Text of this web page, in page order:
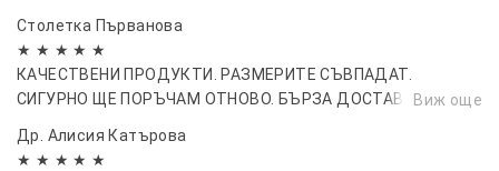
Столетка Първанова
★ ★ ★ ★ ★
КАЧЕСТВЕНИ ПРОДУКТИ. РАЗМЕРИТЕ СЪВПАДАТ.
СИГУРНО ЩЕ ПОРЪЧАМ ОТНОВО. БЪРЗА ДОСТАВКА. ВИЕ
НА ПАКЕТА.
Виж още
Др. Алисия Катърова
★ ★ ★ ★ ★